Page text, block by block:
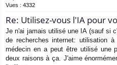
Vues : 4332
Re: Utilisez-vous l'IA pour
Je n'ai jamais utilisé une IA (sauf si
de recherches internet: utilisation
médecin en a peut être utilisé une
deux raisons à ça. J'aime